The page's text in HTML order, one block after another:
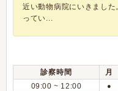
近い動物病院にいきまし
ってい...
診察時間 月
09:00 ~ 12:00
●